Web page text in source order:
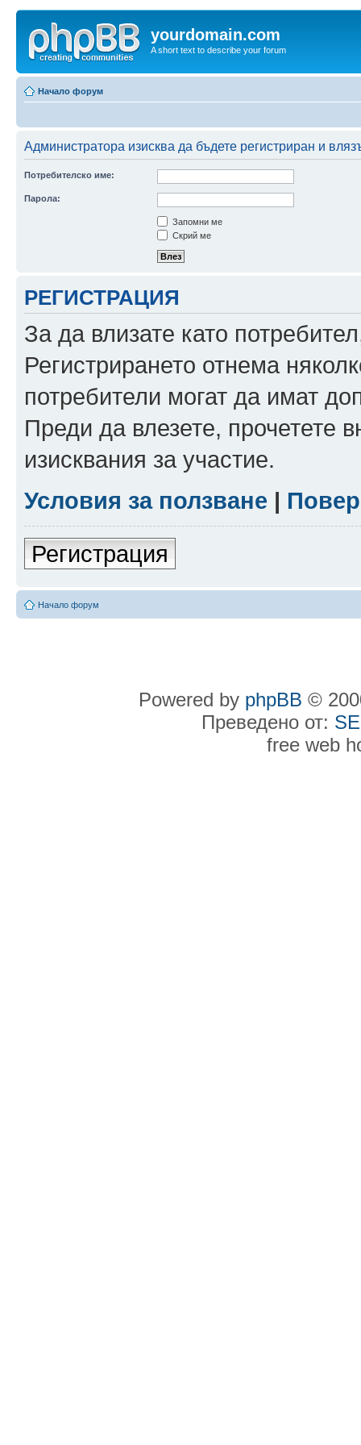
yourdomain.com
A short text to describe your forum
Начало форум
Администратора изисква да бъдете регистриран и
Потребителско име:
Парола:
Запомни ме
Скрий ме
РЕГИСТРАЦИЯ
За да влизате като
Регистрирането отнема
потребители могат да имат
Преди да влезете, прочетете
изисквания за участие.
Условия за ползване |
Регистрация
Начало форум
Powered by phpBB ©
Преведено от:
free web